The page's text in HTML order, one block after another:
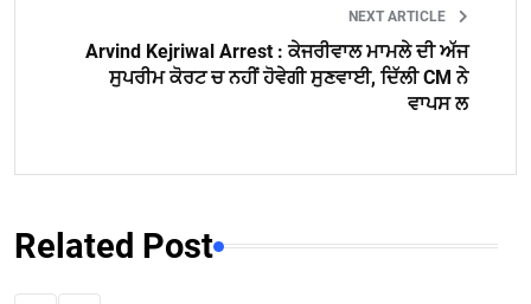
NEXT ARTICLE
Arvind Kejriwal Arrest : ਕੇਜਰੀਵਾਲ ਮਾਮਲੇ ਦੀ ਅੱਜ
ਸੁਪਰੀਮ ਕੋਰਟ ਚ ਨਹੀਂ ਹੋਵੇਗੀ ਸੁਣਵਾਈ, ਦਿੱਲੀ CM ਨੇ
ਵਾਪਸ ਲ
Related Post